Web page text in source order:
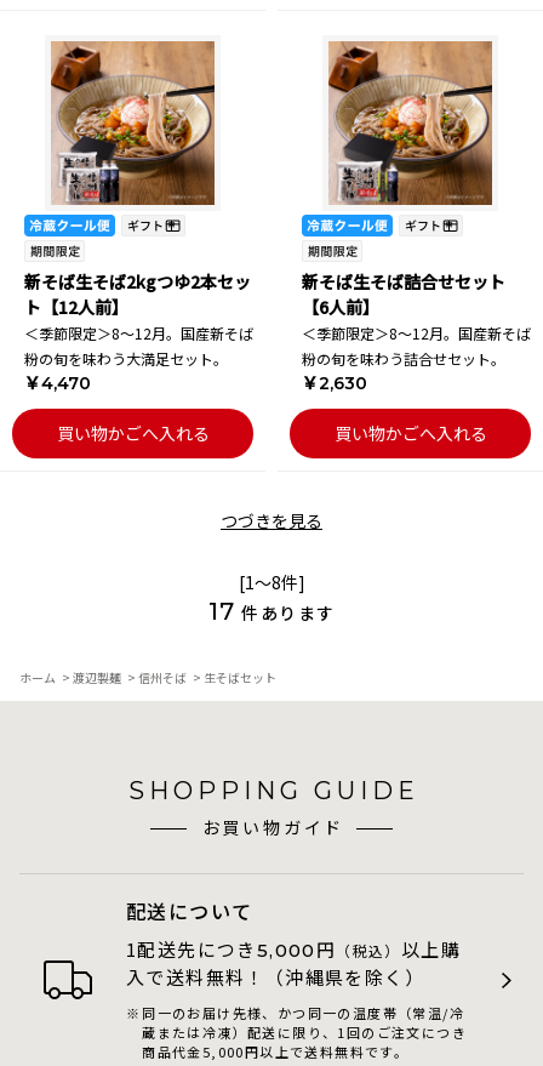
新そば生そば2kgつゆ2本セッ
ト【12人前】
＜季節限定＞8～12月。国産新そば
粉の旬を味わう大満足セット。
￥4,470
買い物かごへ入れる
新そば生そば詰合せセット
【6人前】
＜季節限定＞8～12月。国産新そば
粉の旬を味わう詰合せセット。
￥2,630
買い物かごへ入れる
つづきを見る
[1～8件]
17 件あります
ホーム > 渡辺製麺 > 信州そば > 生そばセット
SHOPPING GUIDE
お買い物ガイド
配送について
1配送先につき 5,000 円 （税込） 以上購
入で送料無料！（沖縄県を除く）
同一のお届け先様、かつ同一の温度帯（常温/冷
蔵または冷凍）配送に限り、1回のご注文につき
商品代金5,000円以上で送料無料です。